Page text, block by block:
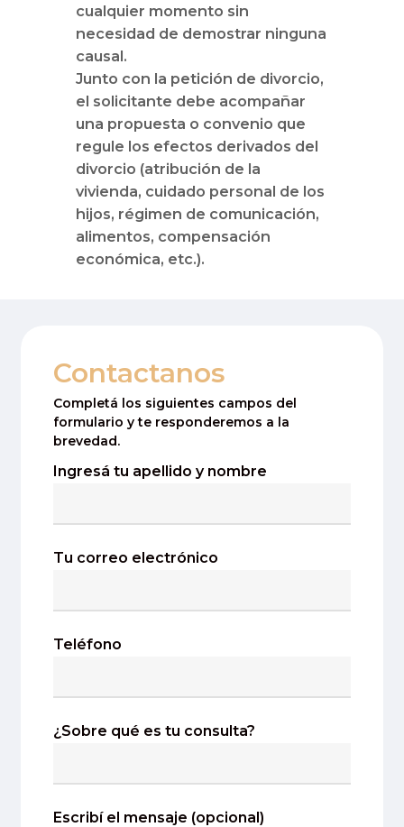
cualquier momento sin
necesidad de demostrar ninguna
causal.
Junto con la petición de divorcio,
el solicitante debe acompañar
una propuesta o convenio que
regule los efectos derivados del
divorcio (atribución de la
vivienda, cuidado personal de los
hijos, régimen de comunicación,
alimentos, compensación
económica, etc.).
Contactanos
Completá los siguientes campos del
formulario y te responderemos a la
brevedad.
Ingresá tu apellido y nombre
Tu correo electrónico
Teléfono
¿Sobre qué es tu consulta?
Escribí el mensaje (opcional)